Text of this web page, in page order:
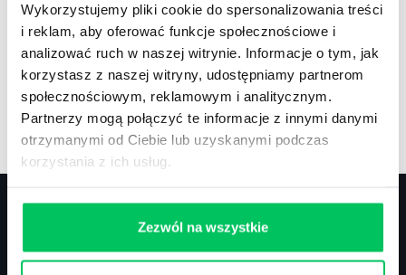
Wykorzystujemy pliki cookie do spersonalizowania treści
i reklam, aby oferować funkcje społecznościowe i
analizować ruch w naszej witrynie. Informacje o tym, jak
korzystasz z naszej witryny, udostępniamy partnerom
społecznościowym, reklamowym i analitycznym.
Partnerzy mogą połączyć te informacje z innymi danymi
otrzymanymi od Ciebie lub uzyskanymi podczas
korzystania z ich usług.
Zezwól na wszystkie
Artykuły,Artykuły cd.,Prawo
Standardowe informacje z obszaru szkoleń.
Kontakt